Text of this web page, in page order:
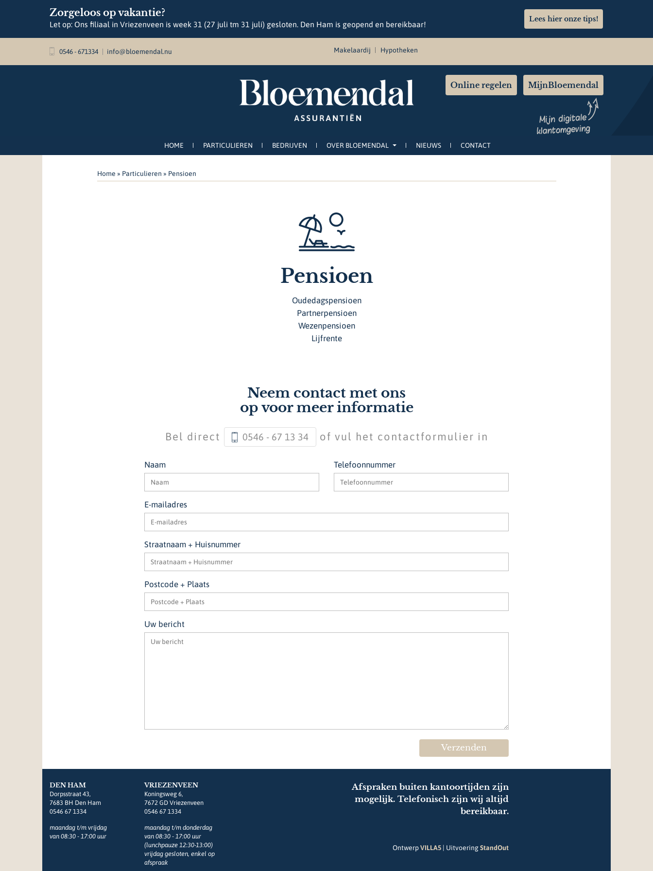
Zorgeloos op vakantie?
Let op: Ons filiaal in Vriezenveen is week 31 (27 juli tm 31 juli) gesloten. Den Ham is geopend en bereikbaar!
Lees hier onze tips!
0546 - 671334 info@bloemendal.nu Makelaardij Hypotheken
Online regelen MijnBloemendal
HOME PARTICULIEREN BEDRIJVEN OVER BLOEMENDAL NIEUWS CONTACT
Home » Particulieren » Pensioen
Pensioen
Oudedagspensioen
Partnerpensioen
Wezenpensioen
Lijfrente
Neem contact met ons
op voor meer informatie
Bel direct 0546 - 67 13 34 of vul het contactformulier in
Naam Telefoonnummer
E-mailadres
Straatnaam + Huisnummer
Postcode + Plaats
Uw bericht
Verzenden
DEN HAM
Dorpsstraat 43,
7683 BH Den Ham
0546 67 1334
maandag t/m vrijdag
van 08:30 - 17:00 uur
VRIEZENVEEN
Koningsweg 6,
7672 GD Vriezenveen
0546 67 1334
maandag t/m donderdag
van 08:30 - 17:00 uur
(lunchpauze 12:30-13:00)
vrijdag gesloten, enkel op
afspraak
Afspraken buiten kantoortijden zijn
mogelijk. Telefonisch zijn wij altijd
bereikbaar.
OntwerpVILLA5 | UitvoeringStandOut